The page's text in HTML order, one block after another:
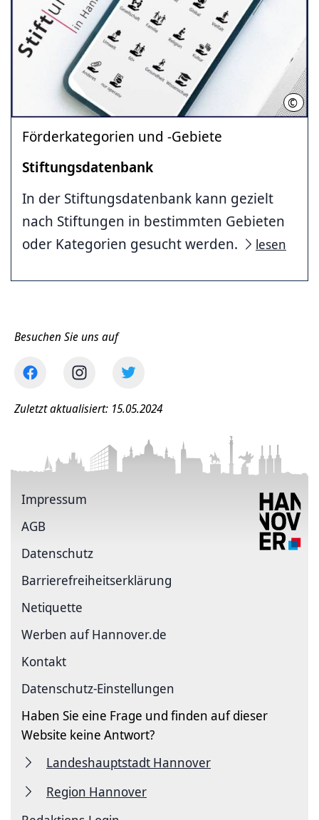
© LHH
Förderkategorien und -Gebiete
Stiftungsdatenbank
In der Stiftungsdatenbank kann gezielt
nach Stiftungen in bestimmten Gebieten
oder Kategorien gesucht werden.
lesen
Besuchen Sie uns auf
Zuletzt aktualisiert: 15.05.2024
Impressum
AGB
Datenschutz
Barrierefreiheitserklärung
Netiquette
Werben auf Hannover.de
Kontakt
Datenschutz-Einstellungen
Haben Sie eine Frage und finden auf dieser
Website keine Antwort?
Landeshauptstadt Hannover
Region Hannover